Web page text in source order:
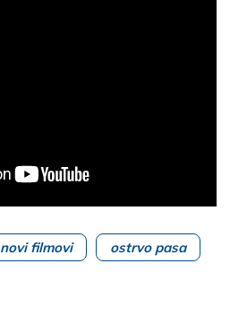
novi filmovi ostrvo pasa